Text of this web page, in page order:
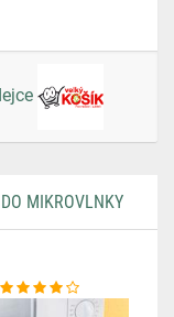
MIKROVLNKY